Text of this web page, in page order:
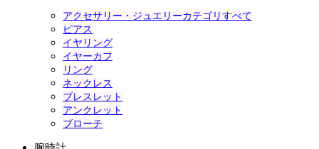
アクセサリー・ジュエリーカテゴリすべて
ピアス
イヤリング
イヤーカフ
リング
ネックレス
ブレスレット
アンクレット
ブローチ